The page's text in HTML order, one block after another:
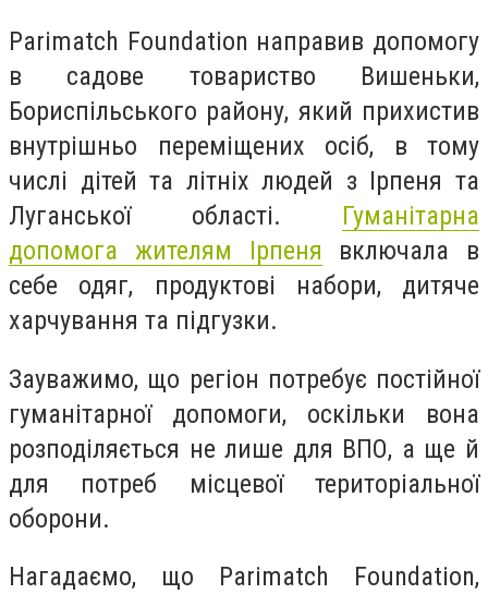
Parimatch Foundation направив допомогу
в садове товариство Вишеньки,
Бориспільського району, який прихистив
внутрішньо переміщених осіб, в тому
числі дітей та літніх людей з Ірпеня та
Луганської області. Гуманітарна
допомога жителям Ірпеня включала в
себе одяг, продуктові набори, дитяче
харчування та підгузки.
Зауважимо, що регіон потребує постійної
гуманітарної допомоги, оскільки вона
розподіляється не лише для ВПО, а ще й
для потреб місцевої територіальної
оборони.
Нагадаємо, що Parimatch Foundation,